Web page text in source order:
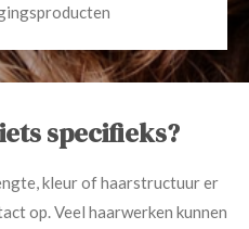
specifieks?
kleur of haarstructuur er
op. Veel haarwerken kunnen